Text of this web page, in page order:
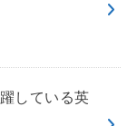
している英